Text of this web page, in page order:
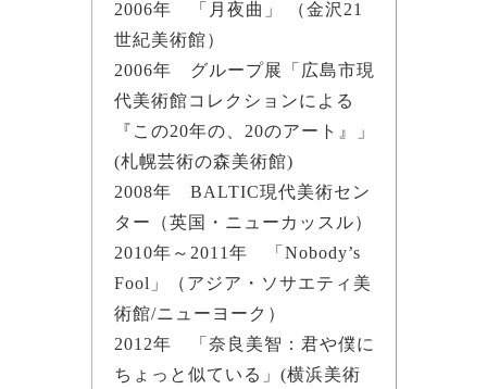
2006年 「月夜曲」 （金沢21
世紀美術館）
2006年 グループ展「広島市現
代美術館コレクションによる
『この20年の、20のアート』」
(札幌芸術の森美術館)
2008年 BALTIC現代美術セン
ター（英国・ニューカッスル）
2010年～2011年 「Nobody’s
Fool」（アジア・ソサエティ美
術館/ニューヨーク）
2012年 「奈良美智：君や僕に
ちょっと似ている」(横浜美術